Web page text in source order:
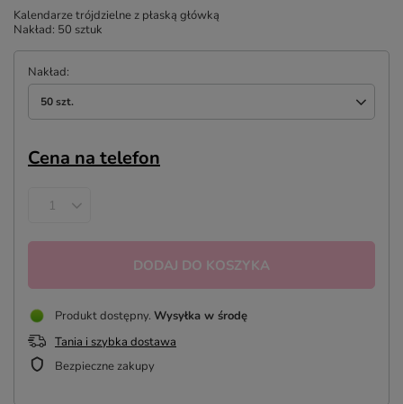
Kalendarze trójdzielne z płaską główką
Nakład: 50 sztuk
Nakład
50 szt.
Cena na telefon
DODAJ DO KOSZYKA
Produkt dostępny Wysyłka w środę
Tania i szybka dostawa
Bezpieczne zakupy